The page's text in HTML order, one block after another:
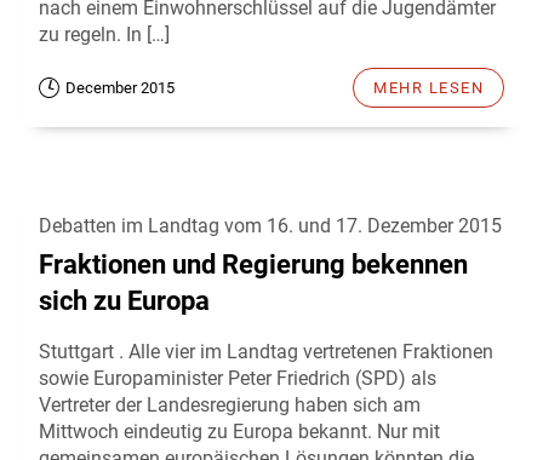
nach einem Einwohnerschlüssel auf die Jugendämter
zu regeln. In […]
December 2015 MEHR LESEN
Debatten im Landtag vom 16. und 17. Dezember 2015
Fraktionen und Regierung bekennen
sich zu Europa
Stuttgart . Alle vier im Landtag vertretenen Fraktionen
sowie Europaminister Peter Friedrich (SPD) als
Vertreter der Landesregierung haben sich am
Mittwoch eindeutig zu Europa bekannt. Nur mit